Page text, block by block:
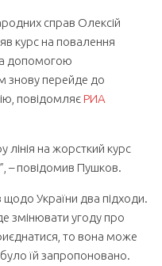
справ Олексій
курс на повалення
допомогою
знову перейде до
повідомляє РИА
лінія на жорсткий курс
– повідомив Пушков.
України два підходи.
змінювати угоду про
то вона може
їй запропоновано.